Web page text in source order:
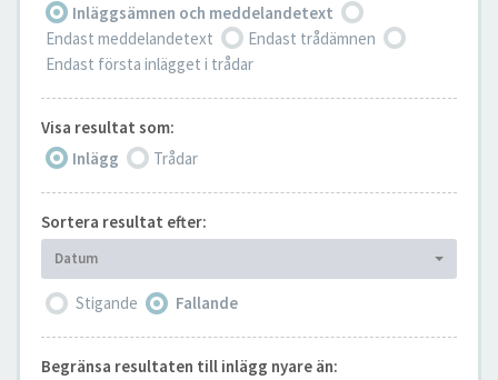
Inläggsämnen och meddelandetext
Endast meddelandetext
Endast trådämnen
Endast första inlägget i trådar
Visa resultat som:
Inlägg
Trådar
Sortera resultat efter:
Datum
Stigande Fallande
Begränsa resultaten till inlägg nyare än: